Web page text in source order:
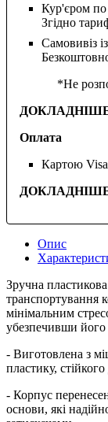
Кур'єром по
Згідно
Самовивіз
*Не
Оплата
Картою Visa
Опис
Зручна
транспортування
мінімальним
убезпечивши його
- Виготовлена з
пластику,
- Корпус
основи, які